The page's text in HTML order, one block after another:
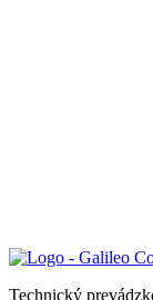
Technický